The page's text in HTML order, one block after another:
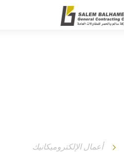
أعمال الإلكتروميكانيك